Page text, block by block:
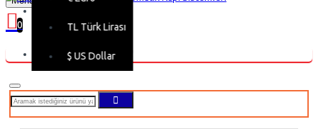
TL Türk Lirası
$ US Dollar
0
Alışveriş sepetiniz boş!